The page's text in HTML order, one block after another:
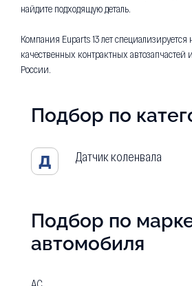
найдите подходящую деталь.
Компания Euparts 13 лет специализируется
качественных контрактных
России.
Подбор по
Д Датчик коленвала
Подбор по
автомобиля